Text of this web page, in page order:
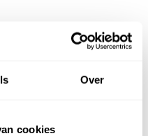
Over
cookies